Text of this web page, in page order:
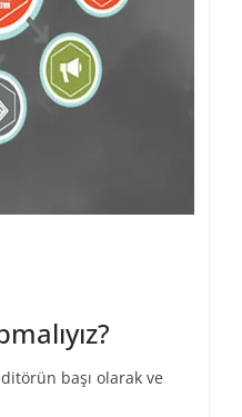
başı olarak ve